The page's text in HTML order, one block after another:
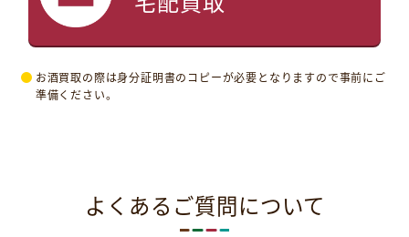
お酒買取の際は身分証明書のコピーが必要となりますので事前にご
準備ください。
よくあるご質問について